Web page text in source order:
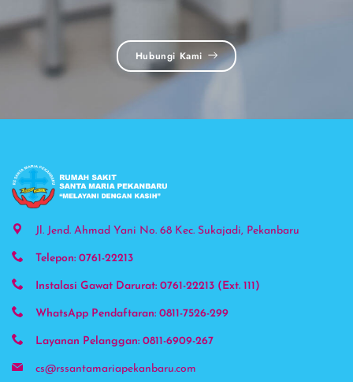
Hubungi Kami
Jl. Jend. Ahmad Yani No. 68 Kec. Sukajadi, Pekanbaru
Telepon: 0761-22213
Instalasi Gawat Darurat: 0761-22213 (Ext. 111)
WhatsApp Pendaftaran: 0811-7526-299
Layanan Pelanggan: 0811-6909-267
cs@rssantamariapekanbaru.com